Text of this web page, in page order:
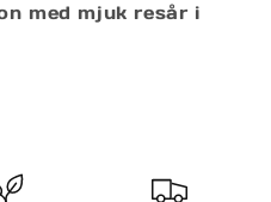
med mjuk resår i